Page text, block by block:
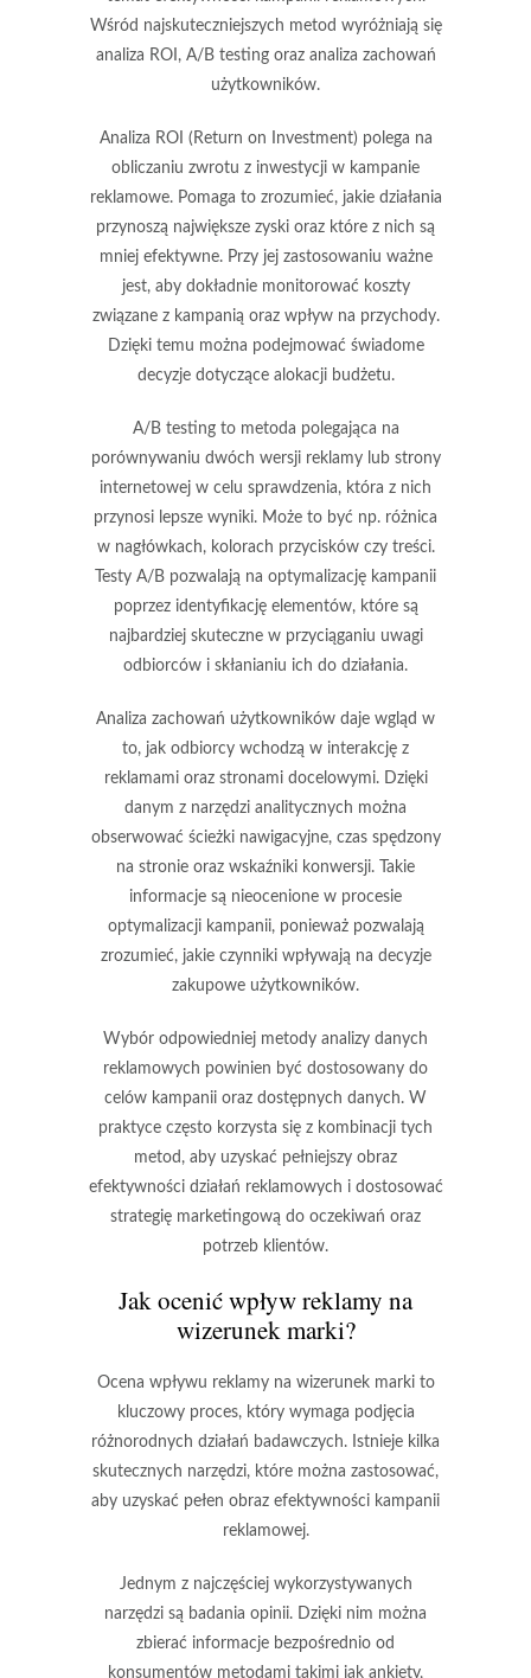
Wśród najskuteczniejszych metod wyróżniają się
analiza ROI , A/B testingoraz analiza zachowań
użytkowników.
Analiza ROI (Return on Investment) polega na
obliczaniu zwrotu z inwestycji w kampanie
reklamowe. Pomaga to zrozumieć, jakie działania
przynoszą największe zyski oraz które z nich są
mniej efektywne. Przy jej zastosowaniu ważne
jest, aby dokładnie monitorować koszty
związane z kampanią oraz wpływ na przychody.
Dzięki temu można podejmować świadome
decyzje dotyczące alokacji budżetu.
A/B testingto metoda polegająca na
porównywaniu dwóch wersji reklamy lub strony
internetowej w celu sprawdzenia, która z nich
przynosi lepsze wyniki. Może to być np. różnica
w nagłówkach, kolorach przycisków czy treści.
Testy A/B pozwalają na optymalizację kampanii
poprzez identyfikację elementów, które są
najbardziej skuteczne w przyciąganiu uwagi
odbiorców i skłanianiu ich do działania.
Analiza zachowań użytkowników daje wgląd w
to, jak odbiorcy wchodzą w interakcję z
reklamami oraz stronami docelowymi. Dzięki
danym z narzędzi analitycznych można
obserwować ścieżki nawigacyjne, czas spędzony
na stronie oraz wskaźniki konwersji. Takie
informacje są nieocenione w procesie
optymalizacji kampanii, ponieważ pozwalają
zrozumieć, jakie czynniki wpływają na decyzje
zakupowe użytkowników.
Wybór odpowiedniej metody analizy danych
reklamowych powinien być dostosowany do
celów kampanii oraz dostępnych danych. W
praktyce często korzysta się z kombinacji tych
metod, aby uzyskać pełniejszy obraz
efektywności działań reklamowych i dostosować
strategię marketingową do oczekiwań oraz
potrzeb klientów.
Jak ocenić wpływ reklamy na
wizerunek marki?
Ocena wpływu reklamy na wizerunek marki to
kluczowy proces, który wymaga podjęcia
różnorodnych działań badawczych. Istnieje kilka
skutecznych narzędzi, które można zastosować,
aby uzyskać pełen obraz efektywności kampanii
reklamowej.
Jednym z najczęściej wykorzystywanych
narzędzi są badania opinii. Dzięki nim można
zbierać informacje bezpośrednio od
konsumentów metodami takimi jak ankiety,